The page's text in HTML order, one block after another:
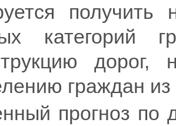
получить
категорий
граждан из
прогноз по